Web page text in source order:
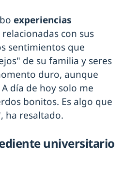
experiencias
con sus
sentimientos que
de su familia y seres
duro, aunque
día de hoy solo me
bonitos. Es algo que
ha resaltado.
universitario